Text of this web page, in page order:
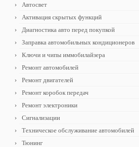
Автосвет
Активация скрытых функций
Диагностика авто перед покупкой
Заправка автомобильных кондиционеров
Ключи и чипы иммобилайзера
Ремонт автомобилей
Ремонт двигателей
Ремонт коробок передач
Ремонт электроники
Сигнализации
Техническое обслуживание автомобилей
Тюнинг